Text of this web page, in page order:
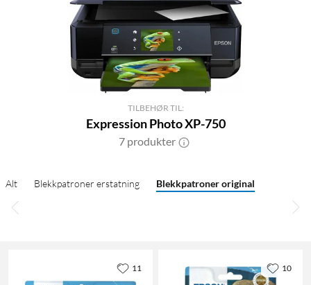
TILBEHØR TIL:
Expression Photo XP-750
7 produkter
Alt Blekkpatroner erstatning Blekkpatroner original
11 10